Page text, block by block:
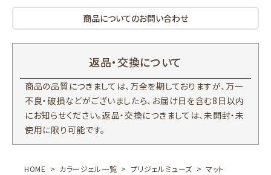
商品についてのお問い合わせ
返品・交換について
商品の品質につきましては、万全を期しておりますが、万一
不良・破損などがございましたら、お届け日を含む8日以内
にお知らせください。返品・交換につきましては、未開封・未
使用に限り可能です。
HOME カラージェル一覧 プリジェルミューズ
マット